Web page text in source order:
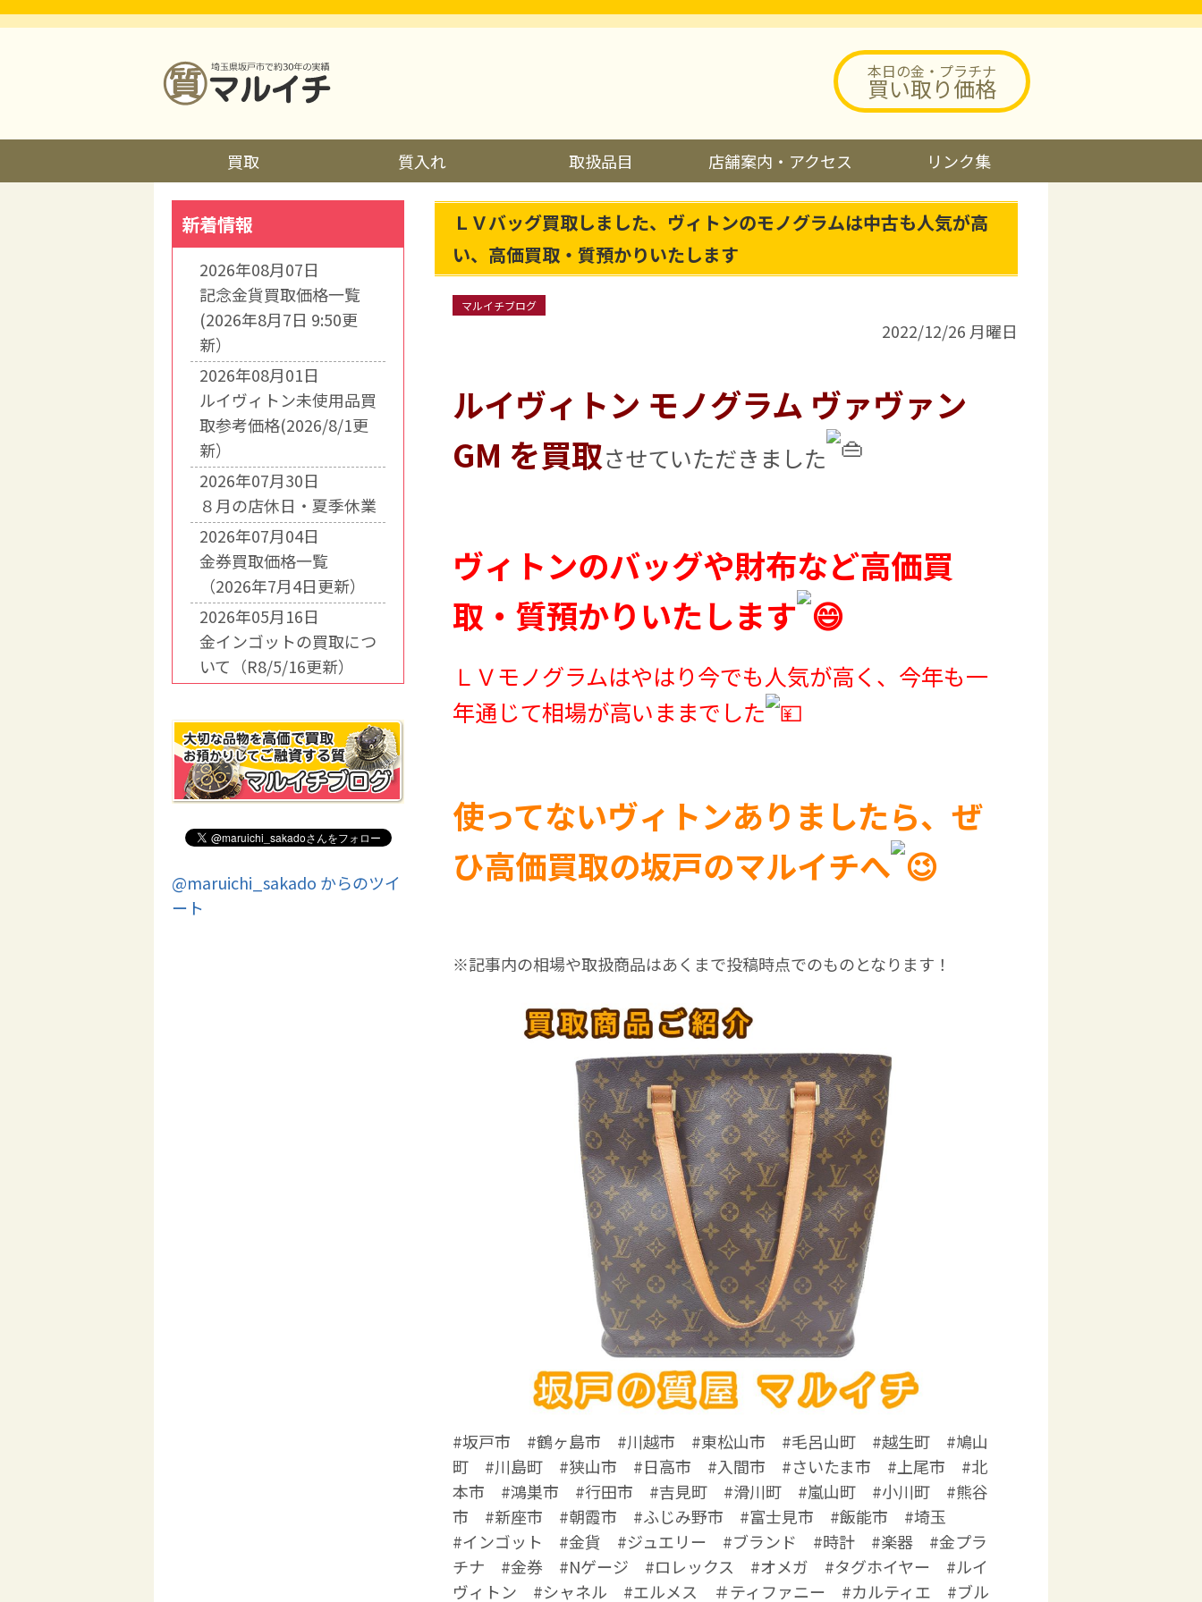
本日の金・プラチナ
買い取り価格
買取 質入れ 取扱品目 店舗案内・アクセス リンク集
ＬＶバッグ買取しました、ヴィトンのモノグラムは中古も人気が高
い、高価買取・質預かりいたします
マルイチブログ
2022/12/26 月曜日
ルイヴィトン モノグラム ヴァヴァン
GM を買取させていただきました
ヴィトンのバッグや財布など高価買
取・質預かりいたします
ＬＶモノグラムはやはり今でも人気が高く、今年も一
年通じて相場が高いままでした
使ってないヴィトンありましたら、ぜ
ひ高価買取の坂戸のマルイチへ
※記事内の相場や取扱商品はあくまで投稿時点でのものとなります！
#坂戸市 #鶴ヶ島市 #川越市 #東松山市 #毛呂山町 #越生町 #鳩山
町 #川島町 #狭山市 #日高市 #入間市 #さいたま市 #上尾市 #北
本市 #鴻巣市 #行田市 #吉見町 #滑川町 #嵐山町 #小川町 #熊谷
市 #新座市 #朝霞市 #ふじみ野市 #富士見市 #飯能市 #埼玉
#インゴット #金貨 #ジュエリー #ブランド #時計 #楽器 #金プラ
チナ #金券 #Nゲージ #ロレックス #オメガ #タグホイヤー #ルイ
ヴィトン #シャネル #エルメス ＃ティファニー #カルティエ #ブル
新着情報
2026年08月07日
記念金貨買取価格一覧
(2026年8月7日 9:50更
新）
2026年08月01日
ルイヴィトン未使用品買
取参考価格(2026/8/1更
新）
2026年07月30日
８月の店休日・夏季休業
2026年07月04日
金券買取価格一覧
（2026年7月4日更新）
2026年05月16日
金インゴットの買取につ
いて（R8/5/16更新）
@maruichi_sakado からのツイ
ート